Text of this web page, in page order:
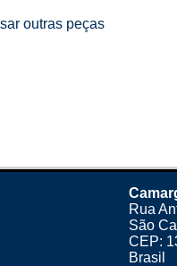
outras peças
Rua
São
CEP:
Brasil